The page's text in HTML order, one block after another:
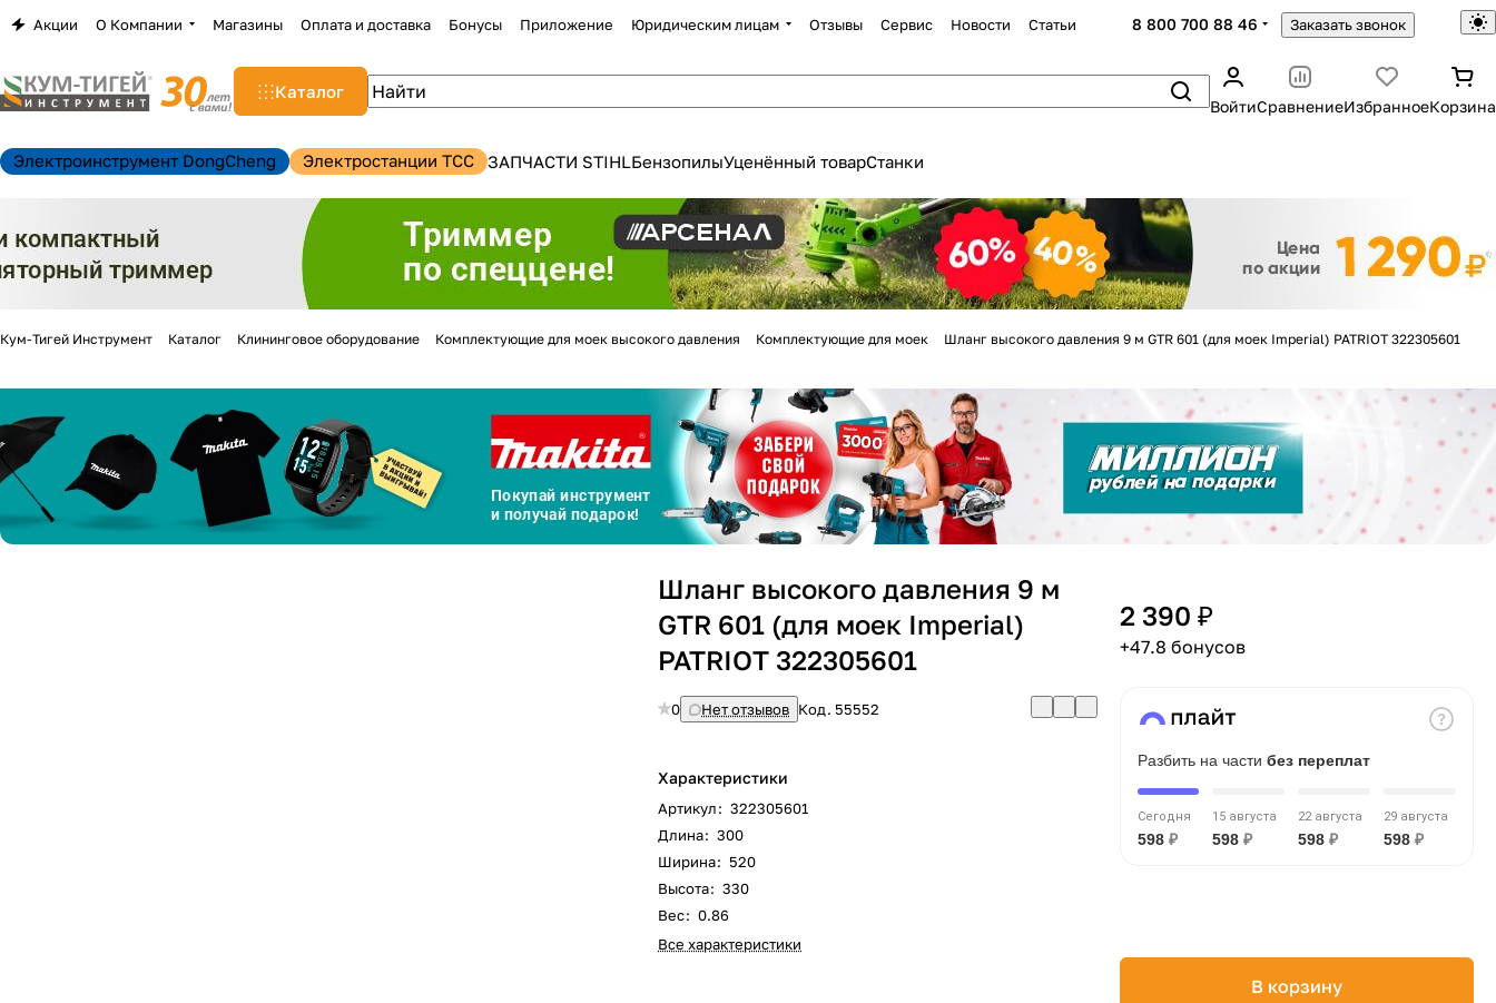
Акции О Компании Магазины Оплата и доставка Бонусы Приложение Юридическим лицам Отзывы Сервис Новости Статьи 8 800 700 88 46 Заказать звонок
Каталог
ВойтиСравнениеИзбранноеКорзина
Электроинструмент DongCheng Электростанции TCC ЗАПЧАСТИ STIHLБензопилыУценённый товарСтанки
Кум-Тигей Инструмент Каталог Клининговое оборудование Комплектующие для моек высокого давления Комплектующие для моек Шланг высокого давления 9 м GTR 601 (для моек Imperial) PATRIOT 322305601
Шланг высокого давления 9 м
GTR 601 (для моек Imperial)
PATRIOT 322305601
0 Нет отзывов Код. 55552
Характеристики
Артикул: 322305601
Длина: 300
Ширина: 520
Высота: 330
Вес: 0.86
Все характеристики
2 390 ₽
+47.8 бонусов
Разбить на части без переплат
Сегодня
598 ₽
15 августа
598 ₽
22 августа
598 ₽
29 августа
598 ₽
В корзину
Для клиентов всех банков
Разбейте
оплату
на частибез переплат
График платежей
Добавляйте товарыв корзину
Оплачивайте сегодня только
% картой любого банка
Получайте товарвыбранный способом